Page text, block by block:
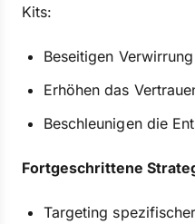
Kits:
Beseitigen Verwirrung
Erhöhen das
Beschleunigen die
Fortgeschrittene
Targeting